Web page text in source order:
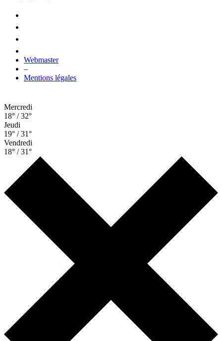
Webmaster
–
Mentions légales
Mercredi
18° / 32°
Jeudi
19° / 31°
Vendredi
18° / 31°